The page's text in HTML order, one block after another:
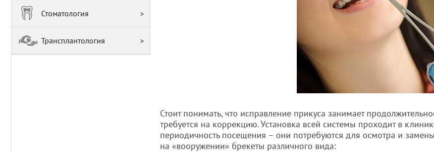
Стоматология
Трансплантология
Стоит понимать, что исправление прикуса занимает
требуется на коррекцию. Установка всей системы проходит в
периодичность посещения – они потребуются для осмотра и
на «вооружении» брекеты различного вида: